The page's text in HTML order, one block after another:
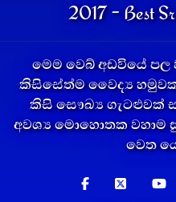
2017 - Best
මෙම වෙබ් අඩවියේ
කිසිසේත්ම වෛද්‍ය
කිසි සෞඛ්‍ය ගැටළුවක්
අවශ්‍ය මොහොතක වහාම
වෙත